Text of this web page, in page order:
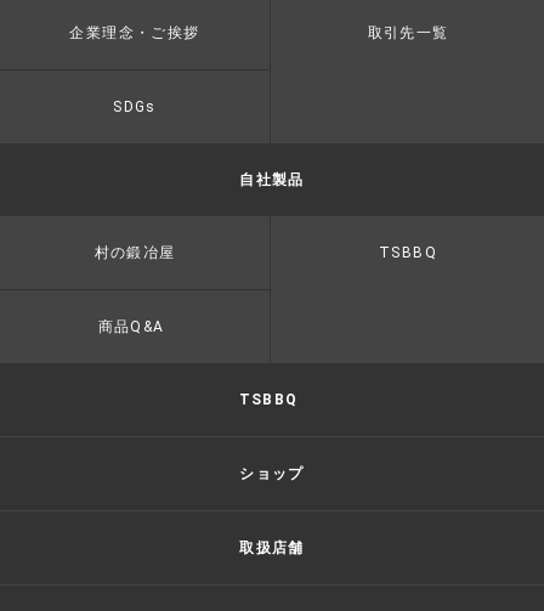
企業理念・ご挨拶 取引先一覧
SDGs
自社製品
村の鍛冶屋 TSBBQ
商品Q&A
TSBBQ
ショップ
取扱店舗